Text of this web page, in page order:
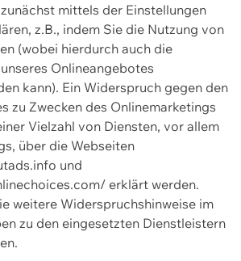
mittels der Einstellungen
z.B., indem Sie die Nutzung von
(wobei hierdurch auch die
Onlineangebotes
kann). Ein Widerspruch gegen den
zu Zwecken des Onlinemarketings
Vielzahl von Diensten, vor allem
über die Webseiten
und
erklärt werden.
weitere Widerspruchshinweise im
zu den eingesetzten Dienstleistern